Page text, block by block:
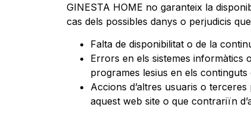
GINESTA HOME no garanteix la
cas dels possibles danys o perjudicis
Falta de disponibilitat o de la
Errors en els sistemes informàtics
programes lesius en els continguts
Accions d’altres usuaris o
aquest web site o que contrariïn